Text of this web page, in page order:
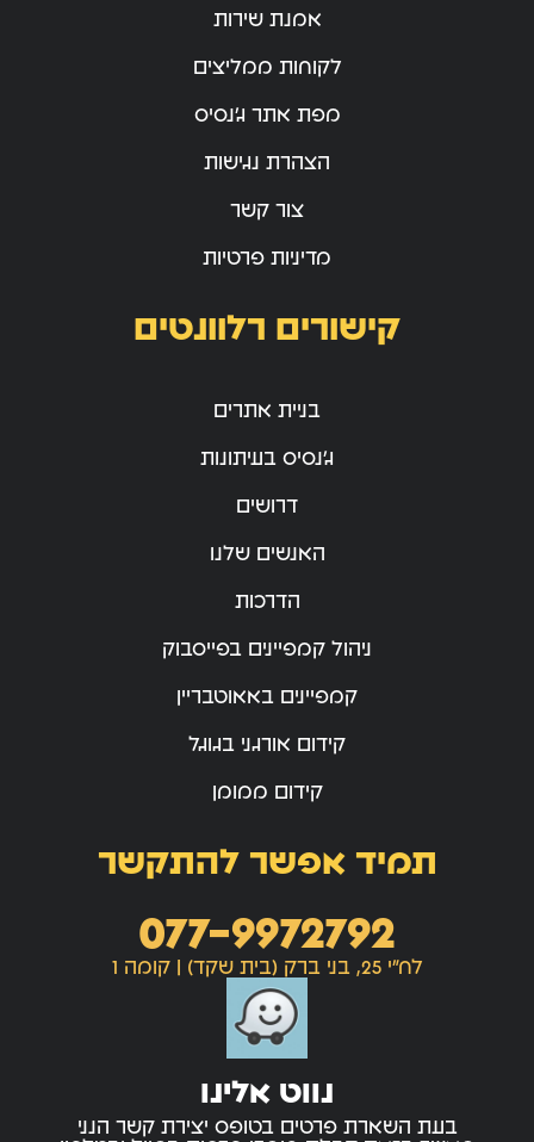
אמנת שירות
לקוחות ממליצים
מפת אתר ג’נסיס
הצהרת נגישות
צור קשר
מדיניות פרטיות
קישורים רלוונטים
בניית אתרים
ג’נסיס בעיתונות
דרושים
האנשים שלנו
הדרכות
ניהול קמפיינים בפייסבוק
קמפיינים באאוטבריין
קידום אורגני בגוגל
קידום ממומן
תמיד אפשר להתקשר
077-9972792
לח"י 25, בני ברק (בית שקד) | קומה 1
נווט אלינו
בעת השארת פרטים בטופס יצירת קשר הנני